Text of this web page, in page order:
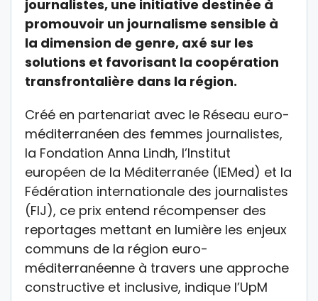
journalistes, une initiative destinée à
promouvoir un journalisme sensible à
la dimension de genre, axé sur les
solutions et favorisant la coopération
transfrontalière dans la région.
Créé en partenariat avec le Réseau euro-
méditerranéen des femmes journalistes,
la Fondation Anna Lindh, l’Institut
européen de la Méditerranée (IEMed) et la
Fédération internationale des journalistes
(FIJ), ce prix entend récompenser des
reportages mettant en lumière les enjeux
communs de la région euro-
méditerranéenne à travers une approche
constructive et inclusive, indique l’UpM